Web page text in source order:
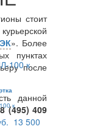
стоит
». Более
пунктах
после
данной
8 (495) 409
к
13 500